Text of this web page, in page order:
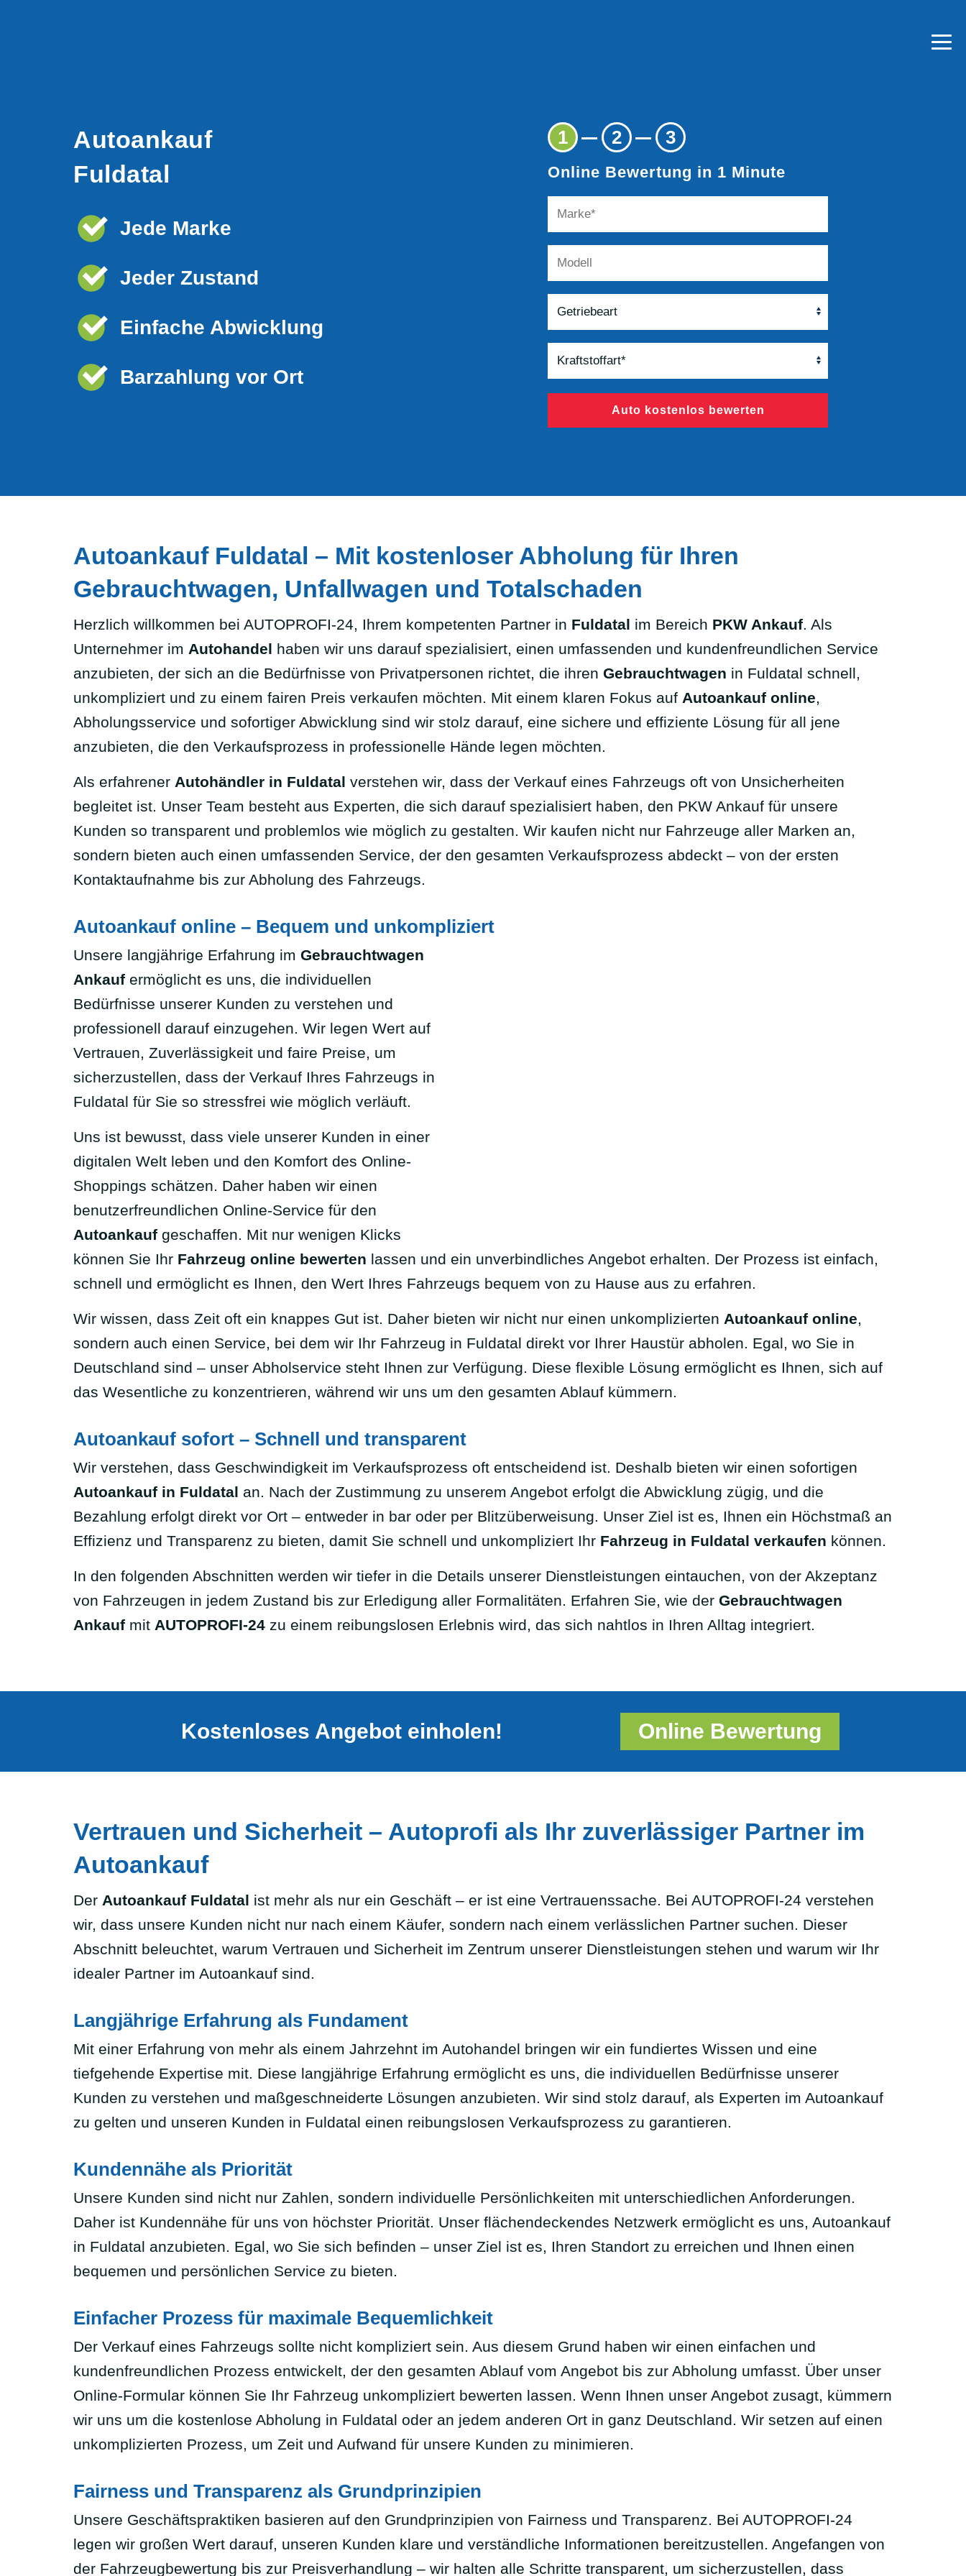
Autoankauf
Fuldatal
Jede Marke
Jeder Zustand
Einfache Abwicklung
Barzahlung vor Ort
1 2 3
Online Bewertung in 1 Minute
Auto kostenlos bewerten
Autoankauf Fuldatal – Mit kostenloser Abholung für Ihren
Gebrauchtwagen, Unfallwagen und Totalschaden
Herzlich willkommen bei AUTOPROFI-24, Ihrem kompetenten Partner in Fuldatal im Bereich PKW Ankauf. Als
Unternehmer im Autohandel haben wir uns darauf spezialisiert, einen umfassenden und kundenfreundlichen Service
anzubieten, der sich an die Bedürfnisse von Privatpersonen richtet, die ihren Gebrauchtwagen in Fuldatal schnell,
unkompliziert und zu einem fairen Preis verkaufen möchten. Mit einem klaren Fokus auf Autoankauf online,
Abholungsservice und sofortiger Abwicklung sind wir stolz darauf, eine sichere und effiziente Lösung für all jene
anzubieten, die den Verkaufsprozess in professionelle Hände legen möchten.
Als erfahrener Autohändler in Fuldatal verstehen wir, dass der Verkauf eines Fahrzeugs oft von Unsicherheiten
begleitet ist. Unser Team besteht aus Experten, die sich darauf spezialisiert haben, den PKW Ankauf für unsere
Kunden so transparent und problemlos wie möglich zu gestalten. Wir kaufen nicht nur Fahrzeuge aller Marken an,
sondern bieten auch einen umfassenden Service, der den gesamten Verkaufsprozess abdeckt – von der ersten
Kontaktaufnahme bis zur Abholung des Fahrzeugs.
Autoankauf online – Bequem und unkompliziert
Unsere langjährige Erfahrung im Gebrauchtwagen
Ankauf ermöglicht es uns, die individuellen
Bedürfnisse unserer Kunden zu verstehen und
professionell darauf einzugehen. Wir legen Wert auf
Vertrauen, Zuverlässigkeit und faire Preise, um
sicherzustellen, dass der Verkauf Ihres Fahrzeugs in
Fuldatal für Sie so stressfrei wie möglich verläuft.
Uns ist bewusst, dass viele unserer Kunden in einer
digitalen Welt leben und den Komfort des Online-
Shoppings schätzen. Daher haben wir einen
benutzerfreundlichen Online-Service für den
Autoankauf geschaffen. Mit nur wenigen Klicks
können Sie Ihr Fahrzeug online bewerten lassen und ein unverbindliches Angebot erhalten. Der Prozess ist einfach,
schnell und ermöglicht es Ihnen, den Wert Ihres Fahrzeugs bequem von zu Hause aus zu erfahren.
Wir wissen, dass Zeit oft ein knappes Gut ist. Daher bieten wir nicht nur einen unkomplizierten Autoankauf online,
sondern auch einen Service, bei dem wir Ihr Fahrzeug in Fuldatal direkt vor Ihrer Haustür abholen. Egal, wo Sie in
Deutschland sind – unser Abholservice steht Ihnen zur Verfügung. Diese flexible Lösung ermöglicht es Ihnen, sich auf
das Wesentliche zu konzentrieren, während wir uns um den gesamten Ablauf kümmern.
Autoankauf sofort – Schnell und transparent
Wir verstehen, dass Geschwindigkeit im Verkaufsprozess oft entscheidend ist. Deshalb bieten wir einen sofortigen
Autoankauf in Fuldatal an. Nach der Zustimmung zu unserem Angebot erfolgt die Abwicklung zügig, und die
Bezahlung erfolgt direkt vor Ort – entweder in bar oder per Blitzüberweisung. Unser Ziel ist es, Ihnen ein Höchstmaß an
Effizienz und Transparenz zu bieten, damit Sie schnell und unkompliziert Ihr Fahrzeug in Fuldatal verkaufen können.
In den folgenden Abschnitten werden wir tiefer in die Details unserer Dienstleistungen eintauchen, von der Akzeptanz
von Fahrzeugen in jedem Zustand bis zur Erledigung aller Formalitäten. Erfahren Sie, wie der Gebrauchtwagen
Ankauf mit AUTOPROFI-24 zu einem reibungslosen Erlebnis wird, das sich nahtlos in Ihren Alltag integriert.
Kostenloses Angebot einholen! Online Bewertung
Vertrauen und Sicherheit – Autoprofi als Ihr zuverlässiger Partner im
Autoankauf
Der Autoankauf Fuldatal ist mehr als nur ein Geschäft – er ist eine Vertrauenssache. Bei AUTOPROFI-24 verstehen
wir, dass unsere Kunden nicht nur nach einem Käufer, sondern nach einem verlässlichen Partner suchen. Dieser
Abschnitt beleuchtet, warum Vertrauen und Sicherheit im Zentrum unserer Dienstleistungen stehen und warum wir Ihr
idealer Partner im Autoankauf sind.
Langjährige Erfahrung als Fundament
Mit einer Erfahrung von mehr als einem Jahrzehnt im Autohandel bringen wir ein fundiertes Wissen und eine
tiefgehende Expertise mit. Diese langjährige Erfahrung ermöglicht es uns, die individuellen Bedürfnisse unserer
Kunden zu verstehen und maßgeschneiderte Lösungen anzubieten. Wir sind stolz darauf, als Experten im Autoankauf
zu gelten und unseren Kunden in Fuldatal einen reibungslosen Verkaufsprozess zu garantieren.
Kundennähe als Priorität
Unsere Kunden sind nicht nur Zahlen, sondern individuelle Persönlichkeiten mit unterschiedlichen Anforderungen.
Daher ist Kundennähe für uns von höchster Priorität. Unser flächendeckendes Netzwerk ermöglicht es uns, Autoankauf
in Fuldatal anzubieten. Egal, wo Sie sich befinden – unser Ziel ist es, Ihren Standort zu erreichen und Ihnen einen
bequemen und persönlichen Service zu bieten.
Einfacher Prozess für maximale Bequemlichkeit
Der Verkauf eines Fahrzeugs sollte nicht kompliziert sein. Aus diesem Grund haben wir einen einfachen und
kundenfreundlichen Prozess entwickelt, der den gesamten Ablauf vom Angebot bis zur Abholung umfasst. Über unser
Online-Formular können Sie Ihr Fahrzeug unkompliziert bewerten lassen. Wenn Ihnen unser Angebot zusagt, kümmern
wir uns um die kostenlose Abholung in Fuldatal oder an jedem anderen Ort in ganz Deutschland. Wir setzen auf einen
unkomplizierten Prozess, um Zeit und Aufwand für unsere Kunden zu minimieren.
Fairness und Transparenz als Grundprinzipien
Unsere Geschäftspraktiken basieren auf den Grundprinzipien von Fairness und Transparenz. Bei AUTOPROFI-24
legen wir großen Wert darauf, unseren Kunden klare und verständliche Informationen bereitzustellen. Angefangen von
der Fahrzeugbewertung bis zur Preisverhandlung – wir halten alle Schritte transparent, um sicherzustellen, dass